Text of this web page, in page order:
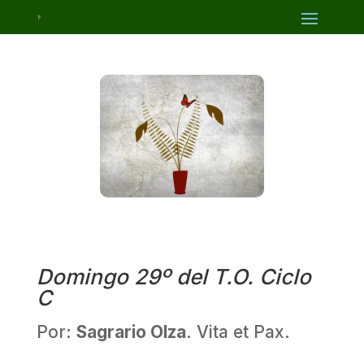
Domingo 29º del T.O. Ciclo
C
Por: Sagrario Olza. Vita et Pax.